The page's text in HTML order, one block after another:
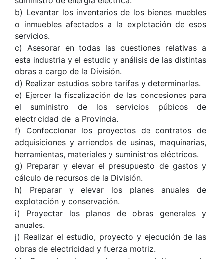
b) Levantar los inventarios de los bienes muebles
o inmuebles afectados a la explotación de esos
servicios.
c) Asesorar en todas las cuestiones relativas a
esta industria y el estudio y análisis de las distintas
obras a cargo de la División.
d) Realizar estudios sobre tarifas y determinarlas.
e) Ejercer la fiscalización de las concesiones para
el suministro de los servicios púbicos de
electricidad de la Provincia.
f) Confeccionar los proyectos de contratos de
adquisiciones y arriendos de usinas, maquinarias,
herramientas, materiales y suministros eléctricos.
g) Preparar y elevar el presupuesto de gastos y
cálculo de recursos de la División.
h) Preparar y elevar los planes anuales de
explotación y conservación.
i) Proyectar los planos de obras generales y
anuales.
j) Realizar el estudio, proyecto y ejecución de las
obras de electricidad y fuerza motriz.